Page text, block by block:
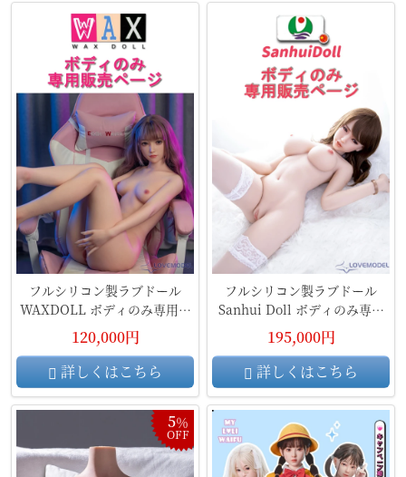
フルシリコン製ラブドール
WAXDOLL ボディのみ専用販
売ページ 頭部無し
120,000円
詳しくはこちら
フルシリコン製ラブドール
Sanhui Doll ボディのみ専用
販売ページ 頭部無し
195,000円
詳しくはこちら
5％
OFF